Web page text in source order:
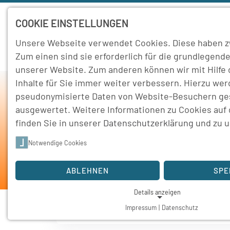
Home Schule
COOKIE EINSTELLUNGEN
Unsere Webseite verwendet Cookies. Diese haben
Zum einen sind sie erforderlich für die
unserer Website. Zum anderen können wir mit Hilfe
Inhalte für Sie immer weiter verbessern. Hierzu
pseudonymisierte Daten von Website-Besuchern
ausgewertet. Weitere Informationen zu Cookies auf
finden Sie in unserer Datenschutzerklärung und zu
Notwendige Cookies
ABLEHNEN
Details anzeigen
Notwendige Cookies ermöglichen grundlegende Funktionen
Impressum | Datenschutz